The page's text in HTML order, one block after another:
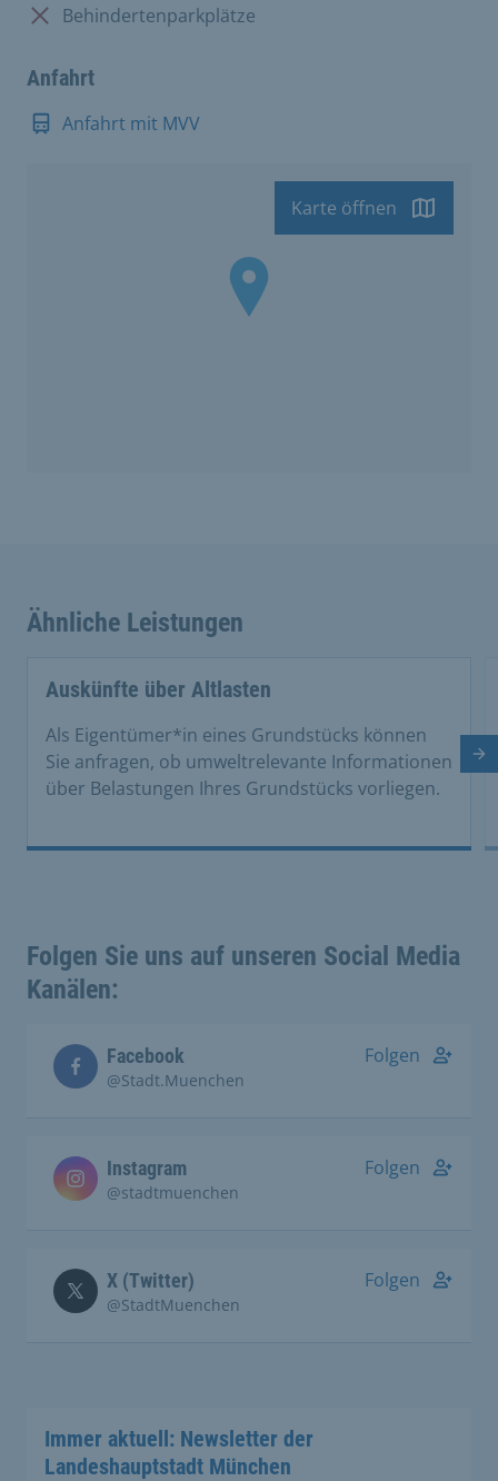
Nicht vorhanden:
Behindertenparkplätze
Anfahrt
Anfahrt mit MVV
Karte öffnen
Ähnliche Leistungen
Auskünfte über Altlasten
Als Eigentümer*in eines Grundstücks können
Sie anfragen, ob umweltrelevante Informationen
über Belastungen Ihres Grundstücks vorliegen.
Folgen Sie uns auf unseren Social Media
Kanälen:
Facebook
@Stadt.Muenchen
Folgen
Instagram
@stadtmuenchen
Folgen
X (Twitter)
@StadtMuenchen
Folgen
Immer aktuell: Newsletter der
Landeshauptstadt München